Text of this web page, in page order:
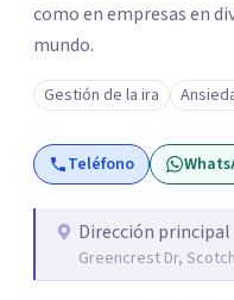
como en empresas en
mundo. ​
Gestión de la ira
Teléfono
Dirección principal
Greencrest Dr,